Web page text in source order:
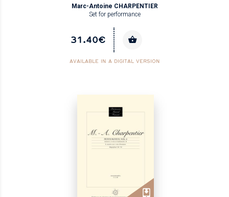
Marc-Antoine CHARPENTIER
Set for performance
31.40€
AVAILABLE IN A DIGITAL VERSION